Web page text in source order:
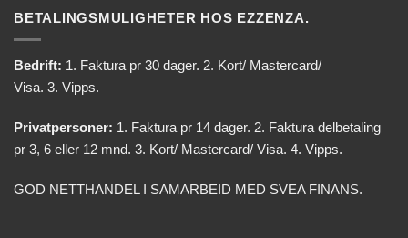
BETALINGSMULIGHETER HOS EZZENZA.
Bedrift: 1. Faktura pr 30 dager. 2. Kort/ Mastercard/
Visa. 3. Vipps.
Privatpersoner: 1. Faktura pr 14 dager. 2. Faktura delbetaling
pr 3, 6 eller 12 mnd. 3. Kort/ Mastercard/ Visa. 4. Vipps.
GOD NETTHANDEL I SAMARBEID MED SVEA FINANS.